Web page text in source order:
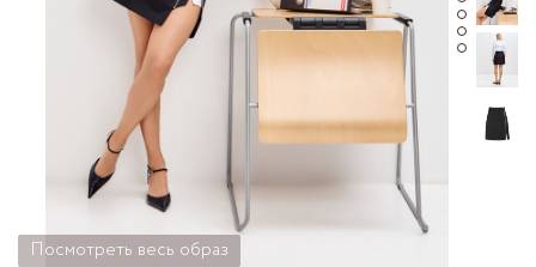
Посмотреть весь образ